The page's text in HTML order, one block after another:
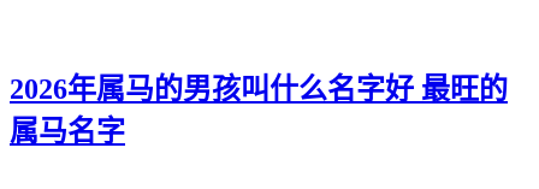
朱华清、朱译俊、朱辉释、朱易观
朱恺彦、朱海远、朱道远、朱裕迪
2026年属马的男孩叫什么名字好 最旺的
属马名字